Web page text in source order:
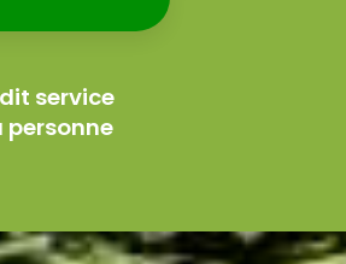
service
personne